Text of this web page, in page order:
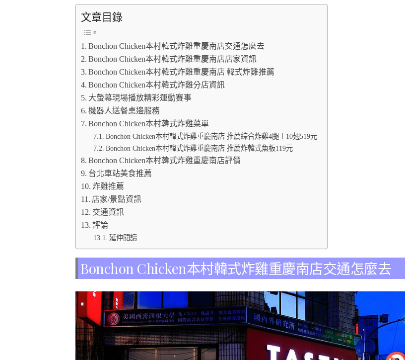
文章目錄
Bonchon Chicken本村韓式炸雞重慶南店交通怎麼去
Bonchon Chicken本村韓式炸雞重慶南店店家資訊
Bonchon Chicken本村韓式炸雞重慶南店 韓式炸雞推薦
Bonchon Chicken本村韓式炸雞分店資訊
大螢幕現場播放精彩運動賽事
機器人送餐桌邊服務
Bonchon Chicken本村韓式炸雞菜單
Bonchon Chicken本村韓式炸雞重慶南店 推薦綜合炸雞4腿＋10翅519元
Bonchon Chicken本村韓式炸雞重慶南店 推薦炸韓式魚板119元
Bonchon Chicken本村韓式炸雞重慶南店評價
台北車站美食推薦
炸雞推薦
店家/景點資訊
交通資訊
評論
延伸閱讀
Bonchon Chicken本村韓式炸雞重慶南店交通怎麼去